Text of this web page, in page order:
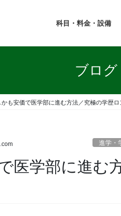
科目・料金・設備
ブログ
も安価で医学部に進む方法／究極の学歴
進学・
医学部に進む